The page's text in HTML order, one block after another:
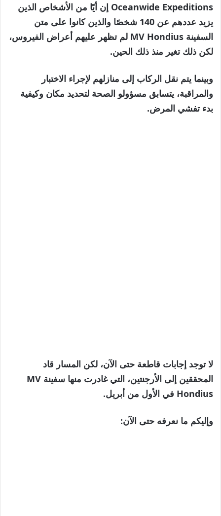
Oceanwide Expeditions إن أيًا من الأشخاص الذين
يزيد عددهم عن 140 شخصًا والذين كانوا على متن
السفينة MV Hondius لم تظهر عليهم أعراض الفيروس،
لكن ذلك تغير منذ ذلك الحين.
وبينما يتم نقل الركاب إلى منازلهم لإجراء الاختبار
والمراقبة، يتسابق مسؤولو الصحة لتحديد مكان وكيفية
بدء تفشي المرض.
لا توجد إجابات قاطعة حتى الآن، لكن المسار قاد
المحققين إلى الأرجنتين، التي غادرت منها سفينة MV
Hondius في الأول من أبريل.
وإليكم ما نعرفه حتى الآن: